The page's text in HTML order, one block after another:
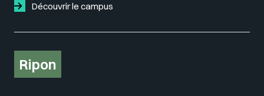
Découvrir le campus
Ripon